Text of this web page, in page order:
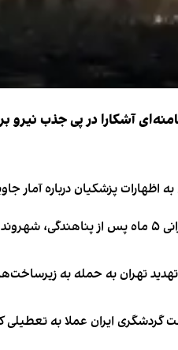
آشکارا در پی جذب
پزشکیان درباره آمار
شدند
تهران به حمله به
گردشگری ایران عملا به